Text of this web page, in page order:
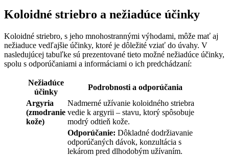
Koloidné striebro a nežiadúce účinky
Koloidné striebro, s jeho mnohostrannými výhodami, môže mať aj
nežiaduce vedľajšie účinky, ktoré je dôležité vziať do úvahy. V
nasledujúcej tabuľke sú prezentované tieto možné nežiadúce účinky,
spolu s odporúčaniami a informáciami o ich predchádzaní:
Nežiadúce
účinky
Podrobnosti a odporúčania
Argyria
(zmodranie
kože)
Nadmerné užívanie koloidného striebra
vedie k argyrii – stavu, ktorý spôsobuje
modrý odtieň kože.
Odporúčanie: Dôkladné dodržiavanie
odporúčaných dávok, konzultácia s
lekárom pred dlhodobým užívaním.